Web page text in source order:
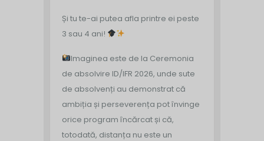
Și tu te-ai putea afla printre ei peste
3 sau 4 ani!
Imaginea este de la Ceremonia
de absolvire ID/IFR 2026, unde sute
de absolvenți au demonstrat că
ambiția și perseverența pot învinge
orice program încărcat și că,
totodată, distanța nu este un